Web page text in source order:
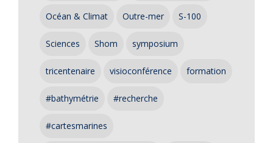
Océan & Climat Outre-mer S-100
Sciences Shom symposium
tricentenaire visioconférence formation
#bathymétrie #recherche
#cartesmarines